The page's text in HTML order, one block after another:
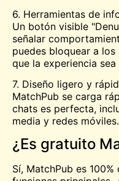
6. Herramientas de
Un botón visible
señalar
puedes bloquear a
que la experiencia
7. Diseño ligero y
MatchPub se carga
chats es perfecta,
media y redes móviles.
¿Es gratuito
Sí, MatchPub es